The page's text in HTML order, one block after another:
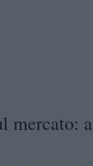
mercato: